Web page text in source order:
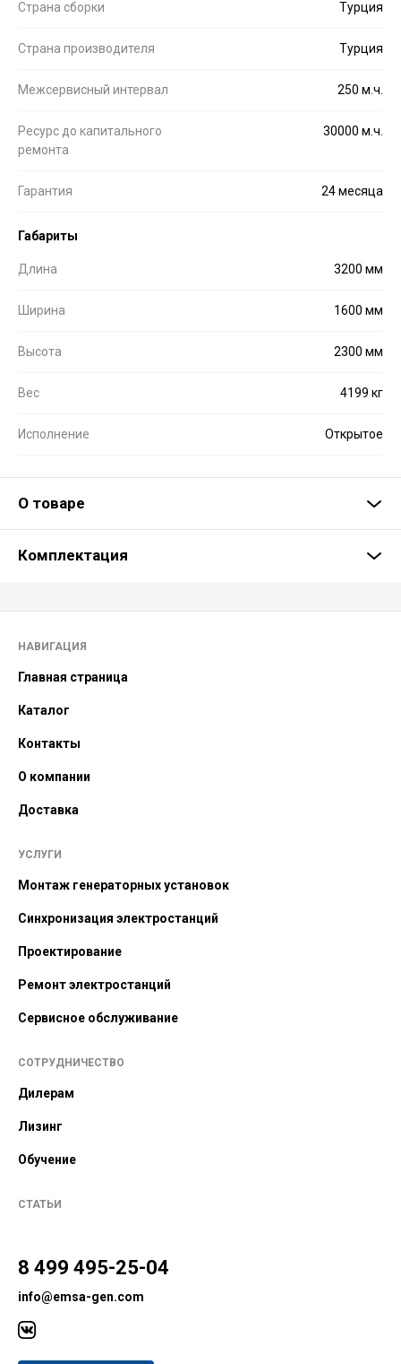
Страна сборки Турция
Страна производителя Турция
Межсервисный интервал 250 м.ч.
Ресурс до капитального
ремонта
30000 м.ч.
Гарантия 24 месяца
Габариты
Длина 3200 мм
Ширина 1600 мм
Высота 2300 мм
Вес 4199 кг
Исполнение Открытое
О товаре
Комплектация
НАВИГАЦИЯ
Главная страница
Каталог
Контакты
О компании
Доставка
УСЛУГИ
Монтаж генераторных установок
Синхронизация электростанций
Проектирование
Ремонт электростанций
Сервисное обслуживание
СОТРУДНИЧЕСТВО
Дилерам
Лизинг
Обучение
СТАТЬИ
8 499 495-25-04
info@emsa-gen.com